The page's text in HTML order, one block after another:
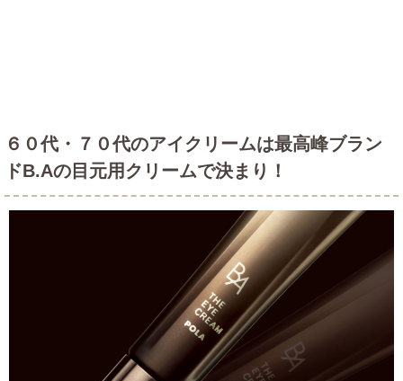
６０代・７０代のアイクリームは最高峰ブラン
ドB.Aの目元用クリームで決まり！